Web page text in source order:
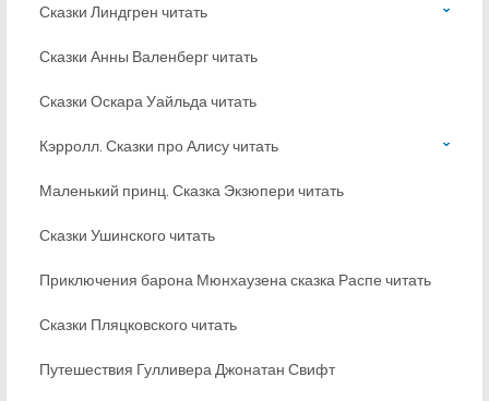
Сказки Линдгрен читать
Сказки Анны Валенберг читать
Сказки Оскара Уайльда читать
Кэрролл. Сказки про Алису читать
Маленький принц. Сказка Экзюпери читать
Сказки Ушинского читать
Приключения барона Мюнхаузена сказка Распе читать
Сказки Пляцковского читать
Путешествия Гулливера Джонатан Свифт